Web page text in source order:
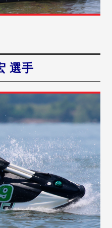
選手